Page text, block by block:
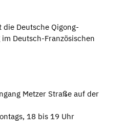
Deutsche Qigong-
Deutsch-Französischen
Metzer Straße auf der
18 bis 19 Uhr